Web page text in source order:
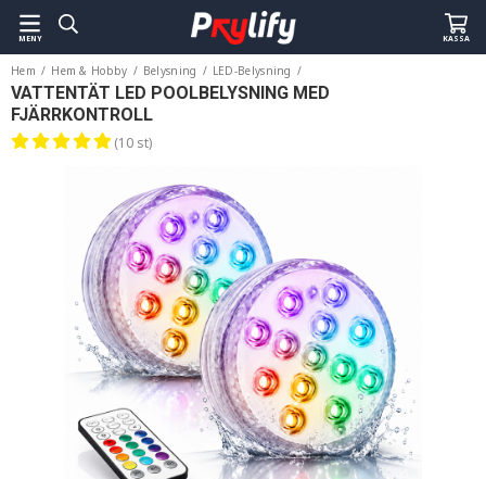
MENY KASSA
Hem / Hem & Hobby / Belysning / LED-Belysning /
Vattentät LED Poolbelysning med Fjärrkontroll
VATTENTÄT LED POOLBELYSNING MED
FJÄRRKONTROLL
(10 st)